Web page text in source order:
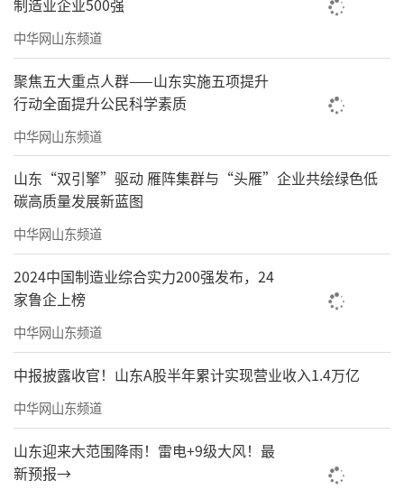
中华网山东频道
聚焦五大重点人群——山东实施五项提升
行动全面提升公民科学素质
中华网山东频道
山东“双引擎”驱动 雁阵集群与“头雁”企业共绘绿色低
碳高质量发展新蓝图
中华网山东频道
2024中国制造业综合实力200强发布，24
家鲁企上榜
中华网山东频道
中报披露收官！山东A股半年累计实现营业收入1.4万亿
中华网山东频道
山东迎来大范围降雨！雷电+9级大风！最
新预报→